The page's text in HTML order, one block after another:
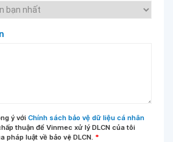
ý với Chính sách bảo vệ dữ liệu cá nhân
thuận để Vinmec xử lý DLCN của tôi
pháp luật về bảo vệ DLCN. *